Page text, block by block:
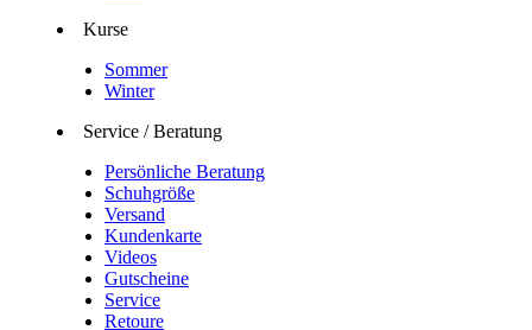
Kurse
Sommer
Winter
Service / Beratung
Persönliche Beratung
Schuhgröße
Versand
Kundenkarte
Videos
Gutscheine
Service
Retoure